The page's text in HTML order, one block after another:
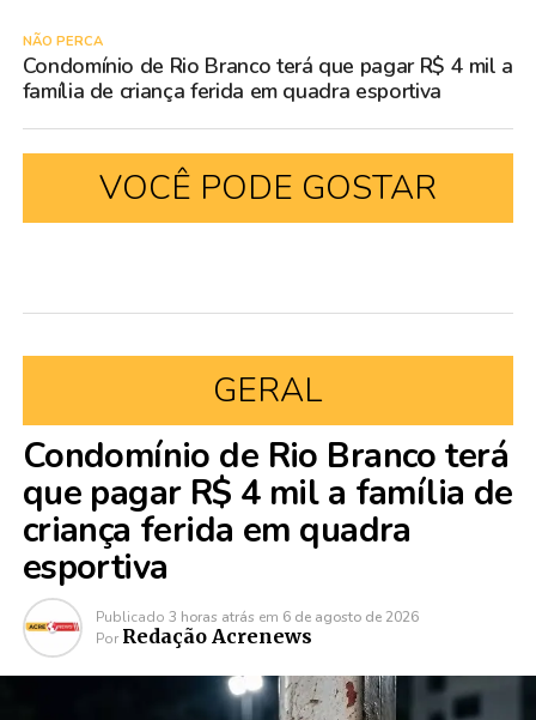
NÃO PERCA
Condomínio de Rio Branco terá que pagar R$ 4 mil a
família de criança ferida em quadra esportiva
VOCÊ PODE GOSTAR
GERAL
Condomínio de Rio Branco terá
que pagar R$ 4 mil a família de
criança ferida em quadra
esportiva
Publicado 3 horas atrás em 6 de agosto de 2026
Por Redação Acrenews